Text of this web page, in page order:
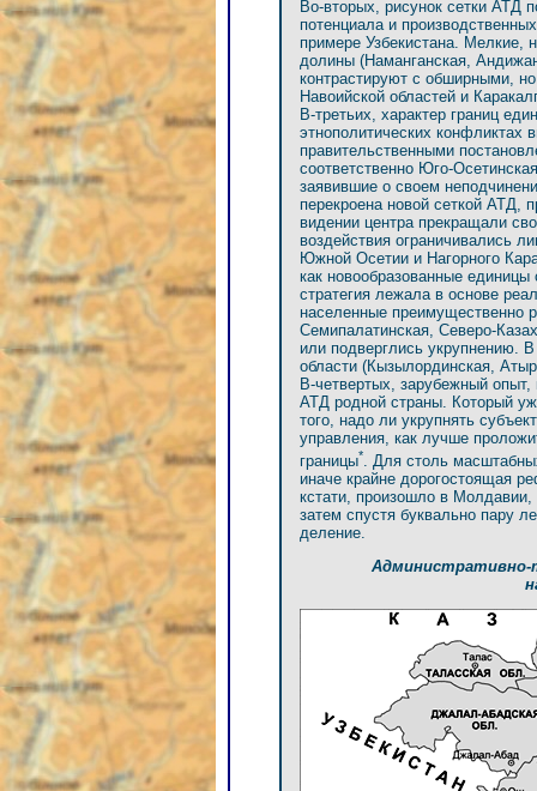
Во-вторых, рисунок сетки АТД
потенциала и
примере Узбекистана. Мелкие,
долины (Наманганская,
контрастируют с обширными,
Навоийской областей и
В-третьих, характер границ
этнополитических конфликтах
правительственными
соответственно Юго-
заявившие о своем
перекроена новой сеткой АТД,
видении центра прекращали
воздействия ограничивались
Южной Осетии и Нагорного
как новообразованные
стратегия лежала в основе
населенные преимущественно
Семипалатинская, Северо-
или подверглись укрупнению.
области (Кызылординская,
В-четвертых, зарубежный
АТД родной страны. Который
того, надо ли укрупнять
управления, как лучше
границы*
. Для столь
иначе крайне дорогостоящая
кстати, произошло в
затем спустя буквально пару
деление.
Административно-